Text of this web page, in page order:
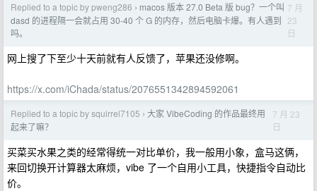
Replied to a topic by pweng286 › macos 版本 27.0 Beta 版 bug？一个叫
dasd 的进程隔一会就占用 30-40 个 G 的内存，然后电脑卡爆。有人遇到
吗。
7 月
23
日
网上搜了下至少十天前就有人反馈了，苹果还没修啊。
https://x.com/iChada/status/2076551342894592061
Replied to a topic by squirrel7105 › 大家 VibeCoding 的作品最终用
起来了嘛？
7 月 23
日
买菜买水果之类的经常得统一对比单价，我一般用小象，盒马这俩，
来回切换开计算器太麻烦，vibe 了一个自用小工具，快捷指令自动比
价。